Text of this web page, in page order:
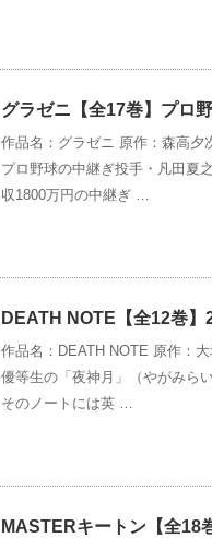
グラゼニ【全17巻】プロ
作品名：グラゼニ 原作：森高夕
プロ野球の中継ぎ投手・凡田夏
収1800万円の中継ぎ …
DEATH NOTE【全12巻】
作品名：DEATH NOTE 原作：
優等生の「夜神月」（やがみら
そのノートには英 …
MASTERキートン【全18